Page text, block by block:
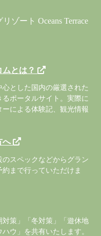
ゾート Oceans Terrace
ムとは？
とした国内の厳選された
ポータルサイト。実際に
による体験記、観光情報
へ
スペックなどからグラン
まで行っていただけま
対策」「冬対策」「遊休地
ウ」を共有いたします。